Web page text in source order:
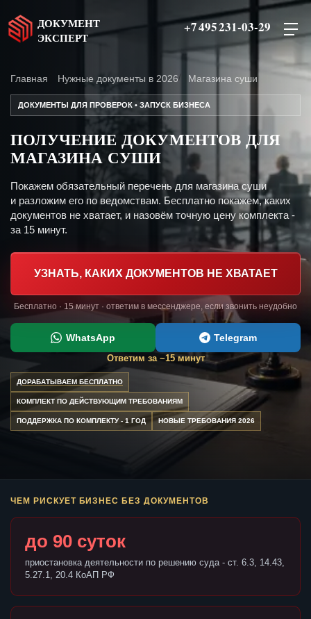
ДОКУМЕНТ
ЭКСПЕРТ
+7 495 231-03-29
Главная Нужные документы в 2026 Магазина суши
ДОКУМЕНТЫ ДЛЯ ПРОВЕРОК • ЗАПУСК БИЗНЕСА
ПОЛУЧЕНИЕ ДОКУМЕНТОВ ДЛЯ
МАГАЗИНА СУШИ
Покажем обязательный перечень для магазина суши
и разложим его по ведомствам. Бесплатно покажем, каких
документов не хватает, и назовём точную цену комплекта -
за 15 минут.
УЗНАТЬ, КАКИХ ДОКУМЕНТОВ НЕ ХВАТАЕТ
Бесплатно · 15 минут · ответим в мессенджере, если звонить неудобно
WhatsApp Telegram
Ответим за ~15 минут
ДОРАБАТЫВАЕМ БЕСПЛАТНО
КОМПЛЕКТ ПО ДЕЙСТВУЮЩИМ ТРЕБОВАНИЯМ
ПОДДЕРЖКА ПО КОМПЛЕКТУ - 1 ГОД НОВЫЕ ТРЕБОВАНИЯ 2026
ЧЕМ РИСКУЕТ БИЗНЕС БЕЗ ДОКУМЕНТОВ
до 90 суток
приостановка деятельности по решению суда - ст. 6.3, 14.43,
5.27.1, 20.4 КоАП РФ